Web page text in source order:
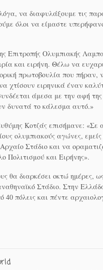
να διαφυλάξουμε τις
όλοι να είμαστε
Επιτροπής Ολυμπιακής
και ειρήνη. Θέλω να
πρωτοβουλία που
χτίσουν ειρηνικά έναν
άμεσα με την αφή
δυνατά το κάλεσμα αυτό.»
Κοτζάς επισήμανε: «Σε
ολυμπιακούς αγώνες,
Στάδιο και να
Πολιτισμού και Ειρήνης».
θα διαρκέσει οκτώ ημέρες,
Στάδιο. Στην
πόλεις και πέντε